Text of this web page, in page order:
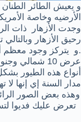
و يعيش الطائر
الأرضيه وخاصة
وجدت الأزهار ذات
رحيق الأزهار
.و يتركز وجود معظم
عرض 10
أنواع هذه الطيور
مدار السنة إي إنها لا
وهذه بعض الصور
تعرض عليك فديوا